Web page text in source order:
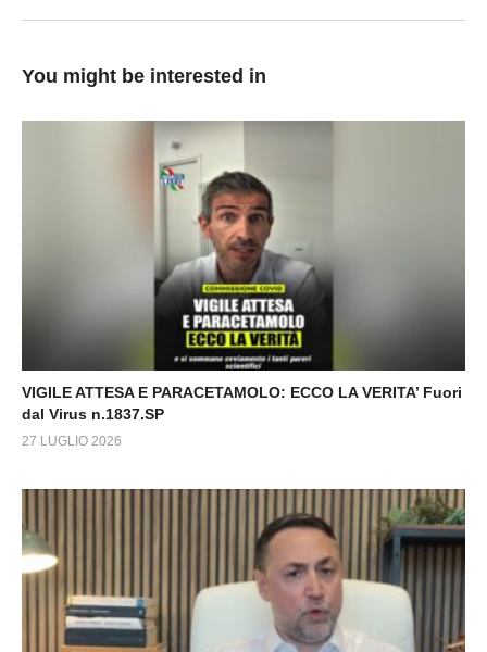
You might be interested in
VIGILE ATTESA E PARACETAMOLO: ECCO LA VERITA’ Fuori
dal Virus n.1837.SP
27 LUGLIO 2026